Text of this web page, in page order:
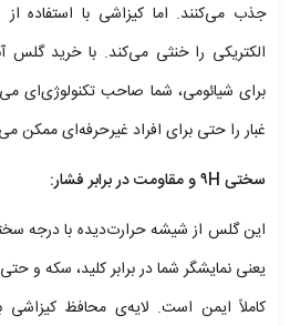
جذب می‌کنند. اما کیزاشی با استفاده از
الکتریکی را خنثی می‌کند. با خرید گلس
برای شیائومی، شما صاحب
غبار را حتی برای افراد غیرحرفه‌ای ممکن
سختی ۹H و مقاومت در برابر فشار:
یعنی نمایشگر شما در برابر کلید، سکه و
کاملاً ایمن است. لایه‌ی محافظ کیزاشی